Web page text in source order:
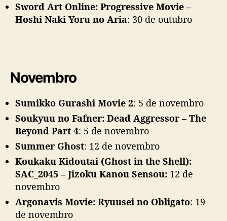
Sword Art Online: Progressive Movie –
Hoshi Naki Yoru no Aria: 30 de outubro
Novembro
Sumikko Gurashi Movie 2: 5 de novembro
Soukyuu no Fafner: Dead Aggressor – The
Beyond Part 4: 5 de novembro
Summer Ghost: 12 de novembro
Koukaku Kidoutai (Ghost in the Shell):
SAC_2045 – Jizoku Kanou Sensou: 12 de
novembro
Argonavis Movie: Ryuusei no Obligato: 19
de novembro